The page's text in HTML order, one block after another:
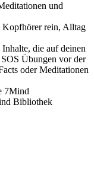
und
Kopfhörer rein, Alltag
die auf deinen
Übungen vor der
oder Meditationen
7Mind
Bibliothek